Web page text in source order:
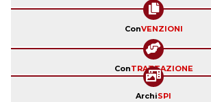
ConVENZIONI
ConTRATTAZIONE
ArchiSPI